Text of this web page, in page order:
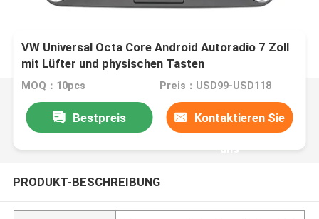
VW Universal Octa Core Android Autoradio 7 Zoll
mit Lüfter und physischen Tasten
MOQ：10pcs Preis：USD99-USD118
Bestpreis Kontaktieren Sie
uns
PRODUKT-BESCHREIBUNG